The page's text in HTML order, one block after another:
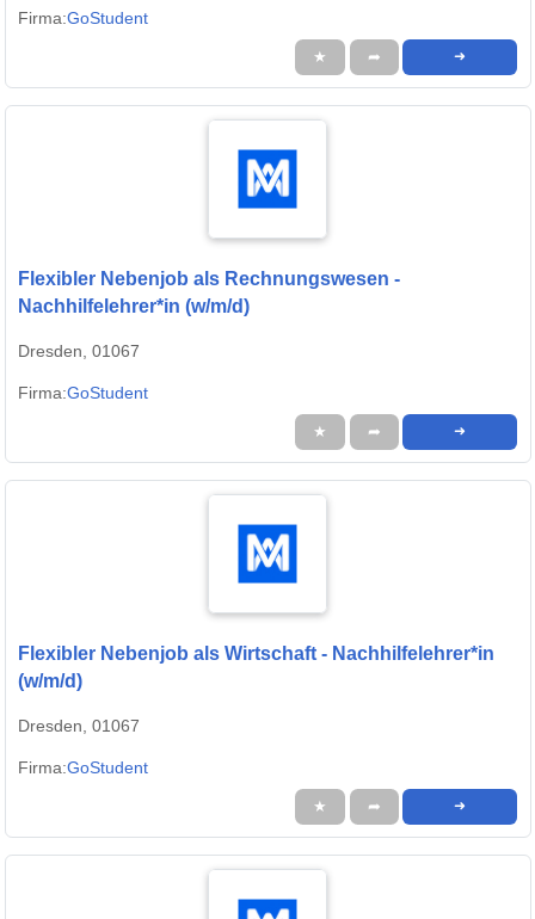
Firma:GoStudent
★ ➦ ➜
Flexibler Nebenjob als Rechnungswesen -
Nachhilfelehrer*in (w/m/d)
Dresden, 01067
Firma:GoStudent
★ ➦ ➜
Flexibler Nebenjob als Wirtschaft - Nachhilfelehrer*in
(w/m/d)
Dresden, 01067
Firma:GoStudent
★ ➦ ➜